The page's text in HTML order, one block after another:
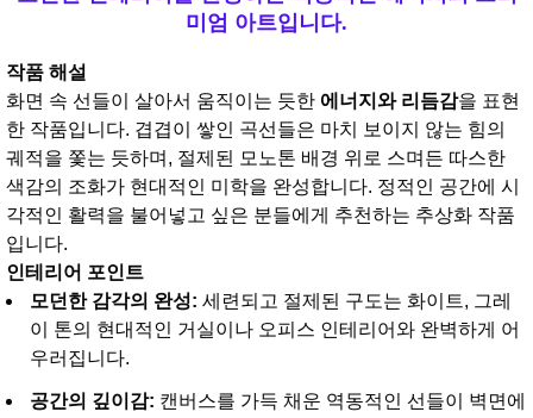
미엄 아트입니다.
작품 해설
화면 속 선들이 살아서 움직이는 듯한 에너지와 리듬감을 표현
한 작품입니다. 겹겹이 쌓인 곡선들은 마치 보이지 않는 힘의
궤적을 쫓는 듯하며, 절제된 모노톤 배경 위로 스며든 따스한
색감의 조화가 현대적인 미학을 완성합니다. 정적인 공간에 시
각적인 활력을 불어넣고 싶은 분들에게 추천하는 추상화 작품
입니다.
인테리어 포인트
모던한 감각의 완성: 세련되고 절제된 구도는 화이트, 그레
이 톤의 현대적인 거실이나 오피스 인테리어와 완벽하게 어
우러집니다.
공간의 깊이감: 캔버스를 가득 채운 역동적인 선들이 벽면에